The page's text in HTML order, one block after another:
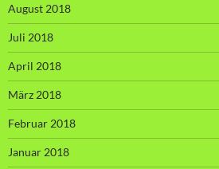
August 2018
Juli 2018
April 2018
März 2018
Februar 2018
Januar 2018